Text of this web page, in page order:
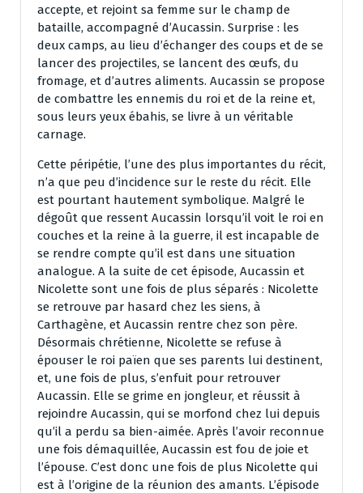
accepte, et rejoint sa femme sur le champ de
bataille, accompagné d’Aucassin. Surprise : les
deux camps, au lieu d’échanger des coups et de se
lancer des projectiles, se lancent des œufs, du
fromage, et d’autres aliments. Aucassin se propose
de combattre les ennemis du roi et de la reine et,
sous leurs yeux ébahis, se livre à un véritable
carnage.
Cette péripétie, l’une des plus importantes du récit,
n’a que peu d’incidence sur le reste du récit. Elle
est pourtant hautement symbolique. Malgré le
dégoût que ressent Aucassin lorsqu’il voit le roi en
couches et la reine à la guerre, il est incapable de
se rendre compte qu’il est dans une situation
analogue. A la suite de cet épisode, Aucassin et
Nicolette sont une fois de plus séparés : Nicolette
se retrouve par hasard chez les siens, à
Carthagène, et Aucassin rentre chez son père.
Désormais chrétienne, Nicolette se refuse à
épouser le roi païen que ses parents lui destinent,
et, une fois de plus, s’enfuit pour retrouver
Aucassin. Elle se grime en jongleur, et réussit à
rejoindre Aucassin, qui se morfond chez lui depuis
qu’il a perdu sa bien-aimée. Après l’avoir reconnue
une fois démaquillée, Aucassin est fou de joie et
l’épouse. C’est donc une fois de plus Nicolette qui
est à l’origine de la réunion des amants. L’épisode